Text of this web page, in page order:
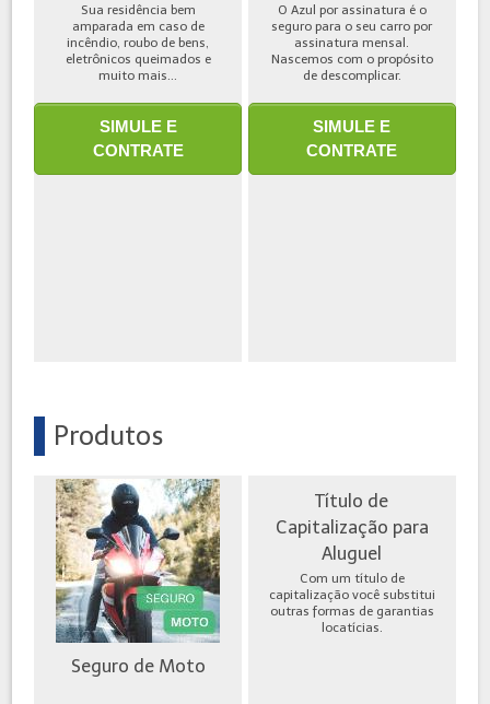
Sua residência bem
amparada em caso de
incêndio, roubo de bens,
eletrônicos queimados e
muito mais...
SIMULE E
CONTRATE
O Azul por assinatura é o
seguro para o seu carro por
assinatura mensal.
Nascemos com o propósito
de descomplicar.
SIMULE E
CONTRATE
Produtos
Seguro de Moto
Título de
Capitalização para
Aluguel
Com um título de
capitalização você substitui
outras formas de garantias
locatícias.